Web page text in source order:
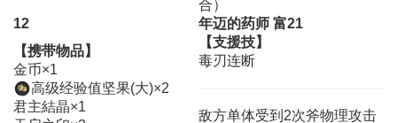
合）
12
年迈的药师 富21
【携带物品】
金币×1
高级经验值坚果(大)×2
君主結晶×1
【支援技】
毒刃连断
敌方单体受到2次斧物理攻击